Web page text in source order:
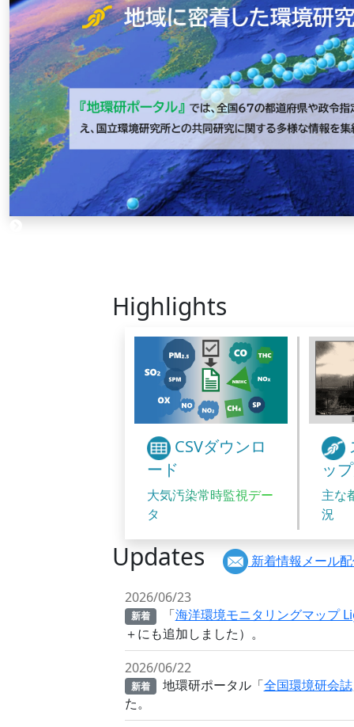
Highlights
CSVダウンロ
ード
大気汚染常時監視デー
タ
ッ
主な
況
Updates 新着情報メール
2026/06/23
新着 「海洋環境モニタリングマップ
＋にも追加しました）。
2026/06/22
新着 地環研ポータル「全国環境研会誌
た。